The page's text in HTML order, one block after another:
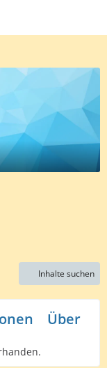
Inhalte suchen
Über